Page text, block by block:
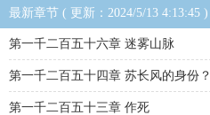
最新章节 ( 更新：2024/5/13 4:13:45 )
第一千二百五十六章 迷雾山脉
第一千二百五十四章 苏长风的身份？
第一千二百五十三章 作死